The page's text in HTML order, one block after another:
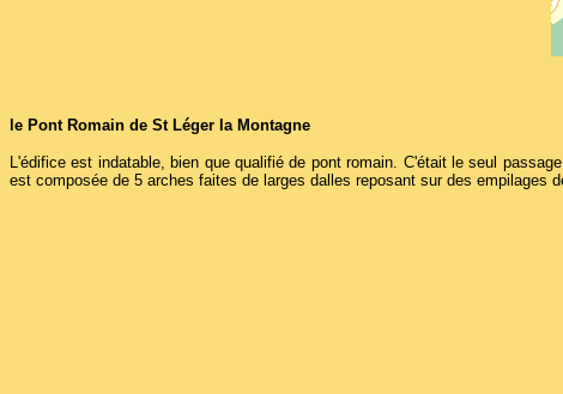
le Pont Romain de St Léger la Montagne
L'édifice est indatable, bien que qualifié de pont romain. C'était le seul
est composée de 5 arches faites de larges dalles reposant sur des empilages